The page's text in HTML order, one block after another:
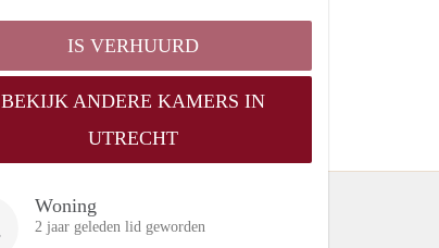
IS VERHUURD
BEKIJK ANDERE KAMERS IN
UTRECHT
Woning
2 jaar geleden lid geworden